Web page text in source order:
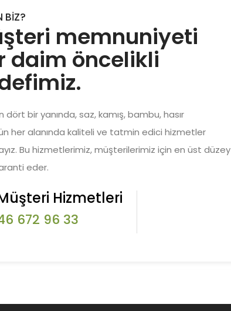
BİZ?
memnuniyeti
daim öncelikli
dört bir yanında, saz, kamış, bambu, hasır
her alanında kaliteli ve tatmin edici hizmetler
Bu hizmetlerimiz, müşterilerimiz için en üst düzey
eder.
Hizmetleri
672 96 33